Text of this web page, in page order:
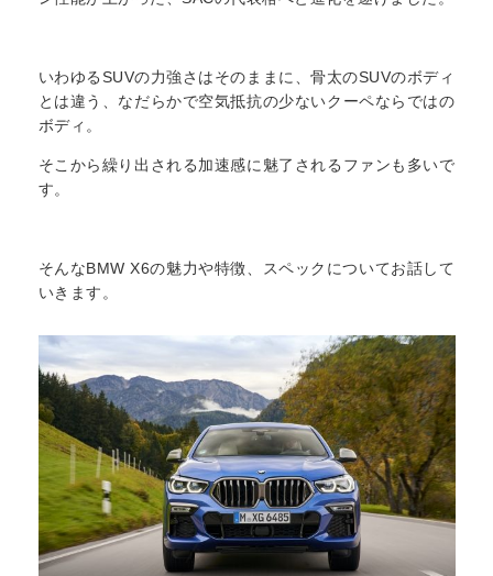
いわゆるSUVの力強さはそのままに、骨太のSUVのボディ
とは違う、なだらかで空気抵抗の少ないクーペならではの
ボディ。
そこから繰り出される加速感に魅了されるファンも多いで
す。
そんなBMW X6の魅力や特徴、スペックについてお話して
いきます。